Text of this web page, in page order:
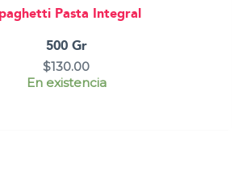
Pasta Integral
500 Gr
$130.00
En existencia